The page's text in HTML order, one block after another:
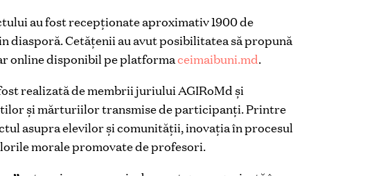
au fost recepționate aproximativ 1900 de
diasporă. Cetățenii au avut posibilitatea să propună
online disponibil pe platformaceimaibuni.md.
realizată de membrii juriului AGIRoMd și
și mărturiilor transmise de participanți. Printre
asupra elevilor și comunității, inovația în procesul
morale promovate de profesori.